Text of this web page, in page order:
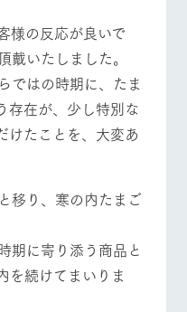
交通アクセス
団体のお客様へ
お問い合わせ
様の反応が良いで
いたしました。
ではの時期に、たま
存在が、少し特別な
けたことを、大変あ
移り、寒の内たまご
期に寄り添う商品と
を続けてまいりま